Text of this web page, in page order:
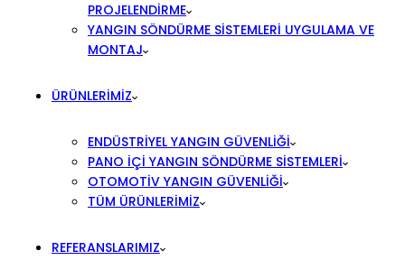
PROJELENDIRME
YANGIN SÖNDÜRME SISTEMLERI UYGULAMA VE
MONTAJ
ÜRÜNLERIMIZ
ENDÜSTRIYEL YANGIN GÜVENLIĞI
PANO İÇI YANGIN SÖNDÜRME SISTEMLERI
OTOMOTIV YANGIN GÜVENLIĞI
TÜM ÜRÜNLERIMIZ
REFERANSLARIMIZ